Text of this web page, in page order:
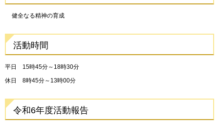
健全なる精神の育成
活動時間
平日 15時45分～18時30分
休日 8時45分～13時00分
令和6年度活動報告